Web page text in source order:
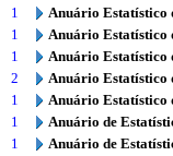
1
Anuário Estatístico
1
Anuário Estatístico
1
Anuário Estatístico
2
Anuário Estatístico
1
Anuário Estatístico
1
Anuário de
1
Anuário de